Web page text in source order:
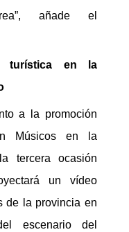
añade el
turística en la
a la promoción
Músicos en la
tercera ocasión
un vídeo
de la provincia en
escenario del